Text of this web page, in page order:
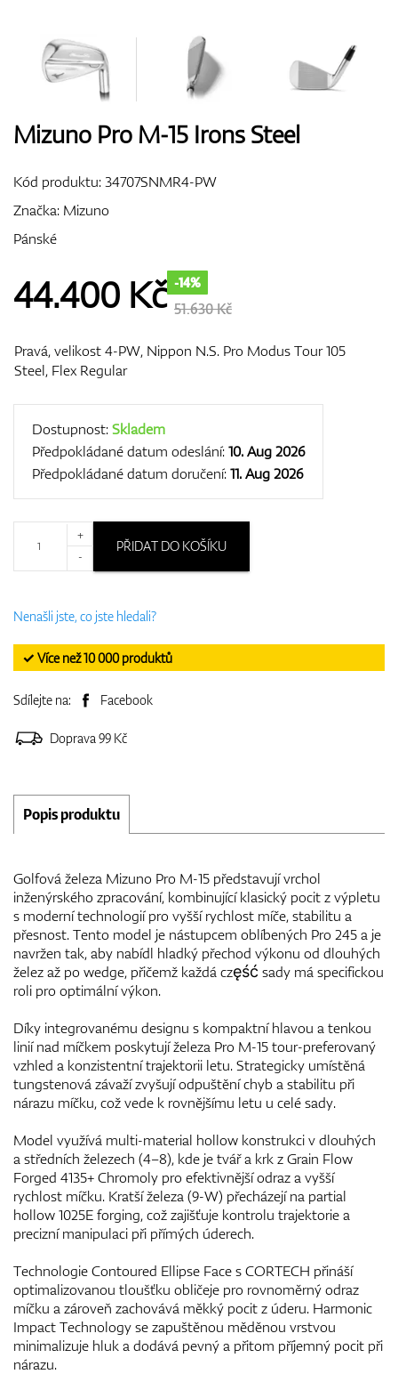
Bagy
Dárkové poukazy
Mizuno Pro M-15 Irons Steel
Kód produktu:34707SNMR4-PW
Značka: Mizuno
Pánské
44.400 Kč -14%
51.630 Kč
Pravá, velikost 4-PW, Nippon N.S. Pro Modus Tour 105
Steel, Flex Regular
Dostupnost:Skladem
Předpokládané datum odeslání:10. Aug 2026
Předpokládané datum doručení:11. Aug 2026
+
-
PŘIDAT DO KOŠÍKU
Nenašli jste, co jste hledali?
✓ Více než 10 000 produktů
Sdílejte na: Facebook
Doprava 99 Kč
Popis produktu
Golfová železa Mizuno Pro M-15 představují vrchol
inženýrského zpracování, kombinující klasický pocit z výpletu
s moderní technologií pro vyšší rychlost míče, stabilitu a
přesnost. Tento model je nástupcem oblíbených Pro 245 a je
navržen tak, aby nabídl hladký přechod výkonu od dlouhých
želez až po wedge, přičemž každá część sady má specifickou
roli pro optimální výkon.
Díky integrovanému designu s kompaktní hlavou a tenkou
linií nad míčkem poskytují železa Pro M-15 tour-preferovaný
vzhled a konzistentní trajektorii letu. Strategicky umístěná
tungstenová závaží zvyšují odpuštění chyb a stabilitu při
nárazu míčku, což vede k rovnějšímu letu u celé sady.
Model využívá multi-material hollow konstrukci v dlouhých
a středních železech (4–8), kde je tvář a krk z Grain Flow
Forged 4135+ Chromoly pro efektivnější odraz a vyšší
rychlost míčku. Kratší železa (9-W) přecházejí na partial
hollow 1025E forging, což zajišťuje kontrolu trajektorie a
precizní manipulaci při přímých úderech.
Technologie Contoured Ellipse Face s CORTECH přináší
optimalizovanou tloušťku obličeje pro rovnoměrný odraz
míčku a zároveň zachovává měkký pocit z úderu. Harmonic
Impact Technology se zapuštěnou měděnou vrstvou
minimalizuje hluk a dodává pevný a přitom příjemný pocit při
nárazu.